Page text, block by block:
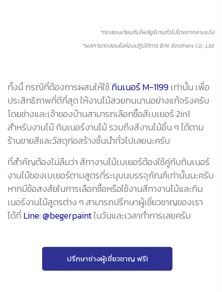
*ทดสอบเทียบกับโพลียูรีเทนทั่วไปโดยทากลางแจ้ง
*ผลการทดสอบในห้องปฏิบัติการ B.N. Brothers Co., Ltd.
ทั้งนี้ กรณีที่ต้องการผสมให้ใช้ทินเนอร์ M-1199เท่านั้น เพื่อ
ประสิทธิภาพที่ดีที่สุด ให้งานไม้สวยทนนานอย่างแท้จริงครับ
โดยช่างและเจ้าของบ้านสามารถเลือกซื้อสีเบเยอร์ 2in1
สำหรับงานไม้ ทินเนอร์งานไม้ รวมถึงสีงานไม้อื่น ๆ ได้ตาม
ร้านขายสีและวัสดุก่อสร้างชั้นนำทั่วไปเลยนะครับ
ที่สำคัญต้องไม่ลืมว่า สีทางานไม้เบเยอร์ต้องใช้คู่กับทินเนอร์
งานไม้ของเบเยอร์ตามสูตรที่ระบุบนบรรจุภัณฑ์เท่านั้นนะครับ
หากมีข้อสงสัยในการเลือกซื้อหรือใช้งานสีทางานไม้และทิน
เนอร์งานไม้สูตรต่าง ๆ สามารถปรึกษาผู้เชี่ยวชาญของเรา
ได้ที่ Line: @begerpaintในวันและเวลาทำการเลยครับ
ปรึกษาช่างผู้เชี่ยวชาญ ฟรี!